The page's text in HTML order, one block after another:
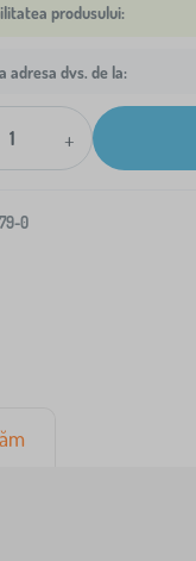
adresa dvs. de la:
+
0